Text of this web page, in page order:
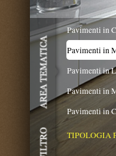
Pavimenti in Marmo /
Pavimenti in Legno /
Pavimenti in Maiolica
Pavimenti in
TIPOLOGIA PIETRA
Pavimenti in legno artistici